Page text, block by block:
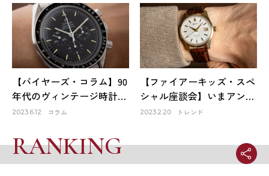
HACHIYAクリエイティブデ
ィレクター 蜂谷雅彦
りでもある！
【バイヤーズ・コラム】90
年代のヴィンテージ時計が
オススメな理由
2023.6.12 コラム
【ファイアーキッズ・スペ
シャル座談会】いまアンテ
ィーク時計市場はどうなっ
2023.2.20 トレンド
RANKING